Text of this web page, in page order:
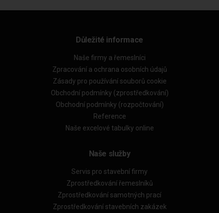
Důležité informace
Naše firmy a řemeslníci
Zpracování a ochrana osobních údajů
Zásady pro používání souborů cookie
Obchodní podmínky (zprostředkování)
Obchodní podmínky (rozpočtování)
Reference
Naše excelové tabulky online
Naše služby
Servis pro stavební firmy
Zprostředkování řemeslníků
Zprostředkování samotných prací
Zprostředkování stavebních zakázek